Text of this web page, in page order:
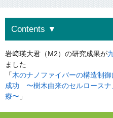
岩﨑瑛大君（M2）の研究成果が
ました
「木のナノファイバーの構造制
成功 〜樹木由来のセルロースナ
療〜 」
Contents ▼